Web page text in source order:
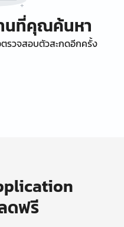
นที่คุณค้นหา
รวจสอบตัวสะกดอีกครั้ง
ดฟรี